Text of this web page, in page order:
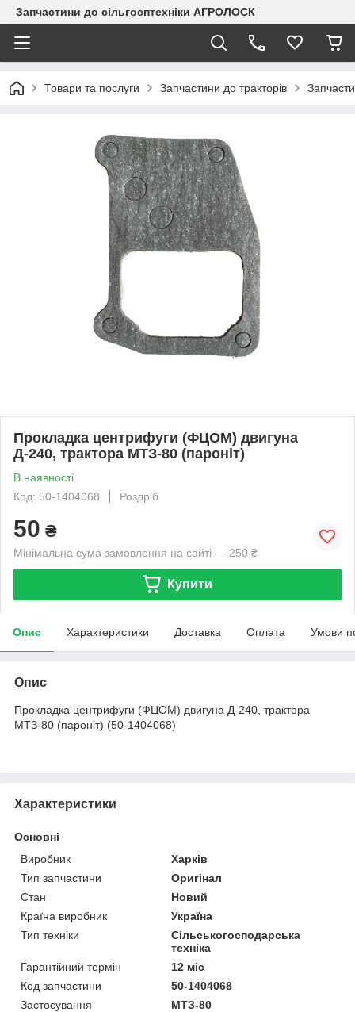
Запчастини до сільгосптехніки АГРОЛОСК
Товари та послуги Запчастини до тракторів
Прокладка центрифуги (ФЦОМ) двигуна
Д-240, трактора МТЗ-80 (пароніт)
В наявності
Код: 50-1404068
Роздріб
50 ₴
Мінімальна сума замовлення на сайті — 250 ₴
Купити
Опис Характеристики Доставка Оплата Умови
Опис
Прокладка центрифуги (ФЦОМ) двигуна Д-240, трактора
МТЗ-80 (пароніт) (50-1404068)
Характеристики
Основні
Виробник
Харків
Тип запчастини
Оригінал
Стан
Новий
Країна виробник
Україна
Тип техніки
Сільськогосподарська
техніка
Гарантійний термін
12 міс
Код запчастини
50-1404068
Застосування
МТЗ-80